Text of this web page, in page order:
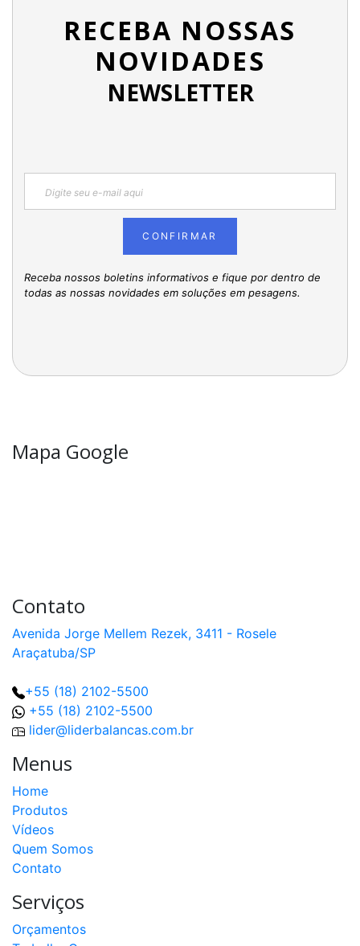
RECEBA NOSSAS
NOVIDADES
NEWSLETTER
CONFIRMAR
Receba nossos boletins informativos e fique por dentro de
todas as nossas novidades em soluções em pesagens.
Mapa Google
Contato
Avenida Jorge Mellem Rezek, 3411 - Rosele
Araçatuba/SP
+55 (18) 2102-5500
+55 (18) 2102-5500
lider@liderbalancas.com.br
Menus
Home
Produtos
Vídeos
Quem Somos
Contato
Serviços
Orçamentos